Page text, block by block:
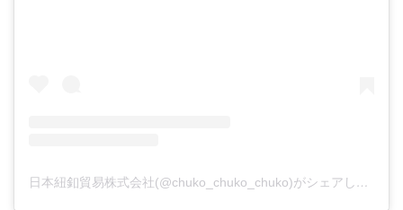
日本紐釦貿易株式会社(@chuko_chuko_chuko)がシェアした投稿